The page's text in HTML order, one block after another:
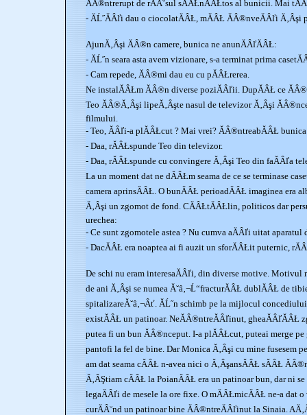
ĂÂ®ntrerupt de rĂÂ˘sul sĂÂŁnĂÂŁtos al bunicii. Mai
- ĂĹ˝ĂÂľi dau o ciocolatĂÂŁ, mĂÂŁ ĂÂ®nveĂÂľi
AjunĂ‚Âşi ĂÂ®n camere, bunica ne anunĂÂľĂÂŁ:
- ĂĹ˝n seara asta avem vizionare, s-a terminat prima
- Cam repede, ĂÂ®mi dau eu cu pĂÂŁrerea.
Ne instalĂÂŁm ĂÂ®n diverse poziĂÂľii. DupĂÂŁ ce
Teo ĂÂ®Ă‚Âşi lipeĂ‚Âşte nasul de televizor Ă‚Âşi
filmului.
- Teo, ĂÂľi-a plĂÂŁcut ? Mai vrei? ĂÂ®ntreabĂÂŁ
- Daa, rĂÂŁspunde Teo din televizor.
- Daa, rĂÂŁspunde cu convingere Ă‚Âşi Teo din faĂÂľa
La un moment dat ne dĂÂŁm seama de ce se terminase
camera aprinsĂÂŁ. O bunĂÂŁ perioadĂÂŁ imaginea era
Ă‚Âşi un zgomot de fond. CĂÂŁtĂÂŁlin, politicos dar
urechea:
- Ce sunt zgomotele astea ? Nu cumva aĂÂľi uitat aparatul
- DacĂÂŁ era noaptea ai fi auzit un sforĂÂŁit puternic,
De schi nu eram interesaĂÂľi, din diverse motive. Motivul
de ani Ă‚Âşi se numea Ă˘â‚¬Ĺ“fracturĂÂŁ dublĂÂŁ de
spitalizareĂ˘â‚¬Âť. ĂĹ˝n schimb pe la mijlocul
existĂÂŁ un patinoar. NeĂÂ®ntreĂÂľinut, gheaĂÂľĂÂŁ
putea fi un bun ĂÂ®nceput. I-a plĂÂŁcut, puteai merge pe
pantofi la fel de bine. Dar Monica Ă‚Âşi cu mine fusesem
am dat seama cĂÂŁ n-avea nici o Ă‚ÂşansĂÂŁ sĂÂŁ
Ă‚ÂŞtiam cĂÂŁ la PoianĂÂŁ era un patinoar bun, dar ni
legaĂÂľi de mesele la ore fixe. O mĂÂŁmicĂÂŁ ne-a dat o
curĂÂ˘nd un patinoar bine ĂÂ®ntreĂÂľinut la Sinaia.